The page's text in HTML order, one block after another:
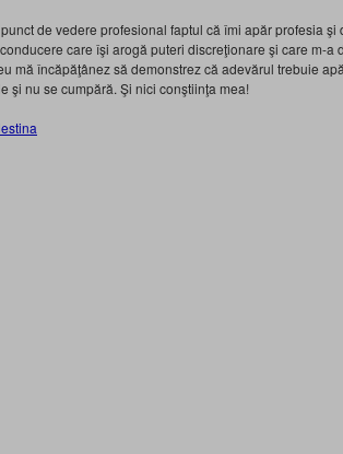
de vedere profesional faptul că îmi apăr profesia
care îşi arogă puteri discreţionare şi care m-a
mă încăpăţânez să demonstrez că adevărul trebuie
şi nu se cumpără. Şi nici conştiinţa mea!